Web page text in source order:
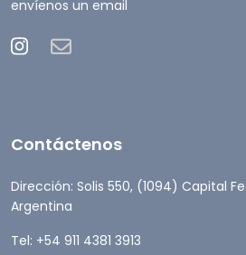
envíenos un email
Contáctenos
Dirección: Solis 550, (1094) Capital
Argentina
Tel: +54 911 4381 3913